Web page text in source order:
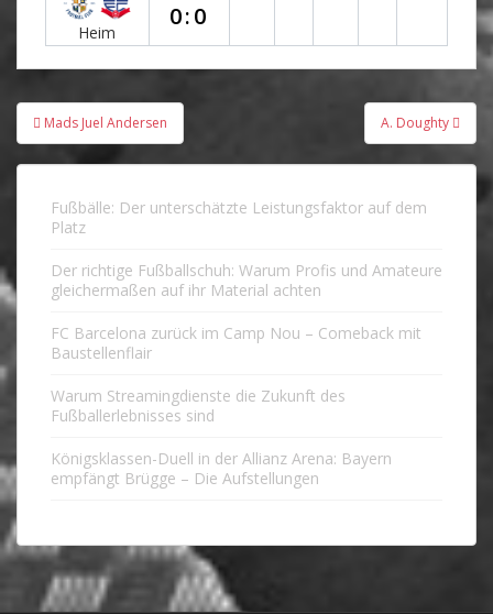
Heim
0:0
Beitragsnavigation
Mads Juel Andersen A. Doughty
Fußbälle: Der unterschätzte Leistungsfaktor auf dem
Platz
Der richtige Fußballschuh: Warum Profis und Amateure
gleichermaßen auf ihr Material achten
FC Barcelona zurück im Camp Nou – Comeback mit
Baustellenflair
Warum Streamingdienste die Zukunft des
Fußballerlebnisses sind
Königsklassen-Duell in der Allianz Arena: Bayern
empfängt Brügge – Die Aufstellungen